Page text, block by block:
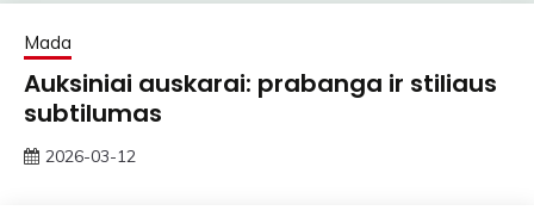
Mada
Auksiniai auskarai: prabanga ir stiliaus
subtilumas
2026-03-12